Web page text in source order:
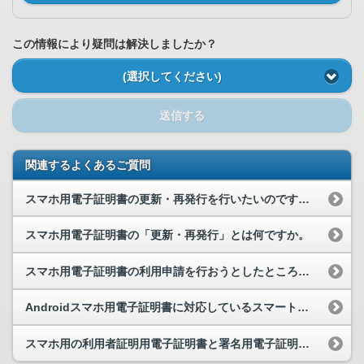
この情報により疑問は解決しましたか？
(選択してください)
送信する
関連するよくあるご質問
スマホ用電子証明書の更新・再発行を行いたいのですが、どうすればいいですか。
スマホ用電子証明書の「更新・再発行」とは何ですか。
スマホ用電子証明書の利用申請を行おうとしたところ、「旧スマホ用電子証明書」という記載がありまし...
Androidスマホ用電子証明書に対応しているスマートフォンを教えてください。
スマホ用の利用者証明用電子証明書と署名用電子証明書を、それぞれ別のスマートフォンに登録すること...